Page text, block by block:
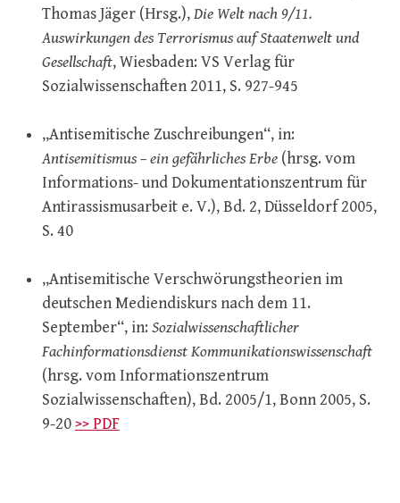
Thomas Jäger (Hrsg.),Die Welt nach 9/11.
Auswirkungen des Terrorismus auf Staatenwelt und
Gesellschaft, Wiesbaden: VS Verlag für
Sozialwissenschaften 2011, S. 927-945
„Antisemitische Zuschreibungen“, in:
Antisemitismus – ein gefährliches Erbe (hrsg. vom
Informations- und Dokumentationszentrum für
Antirassismusarbeit e. V.), Bd. 2, Düsseldorf 2005,
S. 40
„Antisemitische Verschwörungstheorien im
deutschen Mediendiskurs nach dem 11.
September“, in: Sozialwissenschaftlicher
Fachinformationsdienst Kommunikationswissenschaft
(hrsg. vom Informationszentrum
Sozialwissenschaften), Bd. 2005/1, Bonn 2005, S.
9-20>> PDF